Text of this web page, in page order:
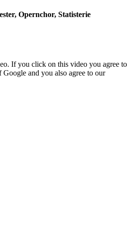
Opernchor, Statisterie
If you click on this video you agree to
Google and you also agree to our